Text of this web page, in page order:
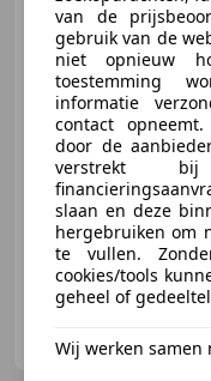
06/2023 13.101
NL-3235 XK ROCKANJE
van de
gebruik van de
niet opnieuw
toestemming
informatie
contact
door de
verstrekt
slaan en deze
hergebruiken om
te vullen.
cookies/tools
geheel of
Wij werken samen